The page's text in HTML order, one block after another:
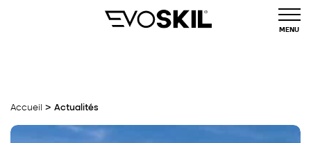
MENU
Accueil > Actualités